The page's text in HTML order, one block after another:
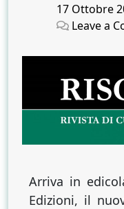
Posted
on
17 Ottobre
Leave a
Arriva in
Edizioni, il